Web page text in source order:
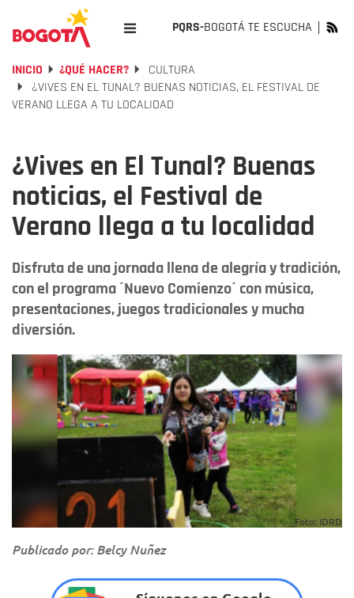
PQRS-BOGOTÁ TE ESCUCHA
INICIO ¿QUÉ HACER?
CULTURA
¿VIVES EN EL TUNAL? BUENAS NOTICIAS, EL FESTIVAL DE
VERANO LLEGA A TU LOCALIDAD
¿Vives en El Tunal? Buenas
noticias, el Festival de
Verano llega a tu localidad
Disfruta de una jornada llena de alegría y tradición,
con el programa ´Nuevo Comienzo´ con música,
presentaciones, juegos tradicionales y mucha
diversión.
Foto: IDRD
Publicado por: Belcy Nuñez